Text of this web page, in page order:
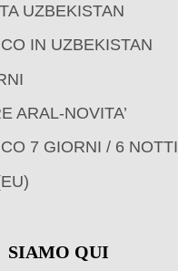
UZBEKISTAN
IN UZBEKISTAN
ARAL-NOVITA’
7 GIORNI / 6 NOTTI
SIAMO QUI